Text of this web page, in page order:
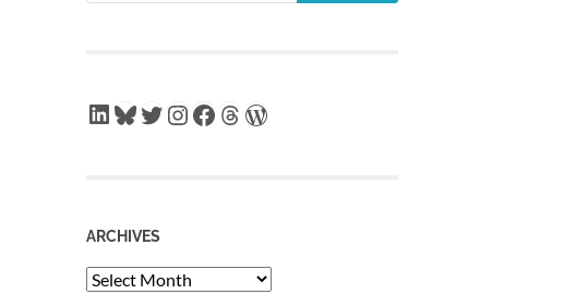
LinkedIn
Bluesky
Twitter
Instagram
Facebook
Threads
WordPress
ARCHIVES
Archives